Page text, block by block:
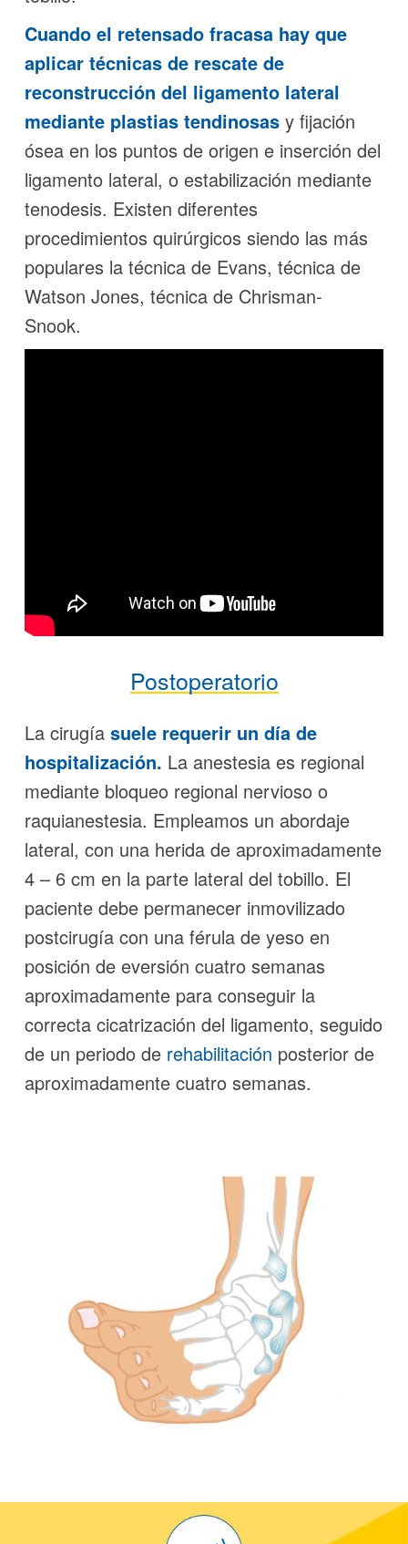
Cuando el retensado fracasa hay que
aplicar técnicas de rescate de
reconstrucción del ligamento lateral
mediante plastias tendinosas y fijación
ósea en los puntos de origen e inserción del
ligamento lateral, o estabilización mediante
tenodesis. Existen diferentes
procedimientos quirúrgicos siendo las más
populares la técnica de Evans, técnica de
Watson Jones, técnica de Chrisman-
Snook.
Postoperatorio
La cirugía suele requerir un día de
hospitalización. La anestesia es regional
mediante bloqueo regional nervioso o
raquianestesia. Empleamos un abordaje
lateral, con una herida de aproximadamente
4 – 6 cm en la parte lateral del tobillo. El
paciente debe permanecer inmovilizado
postcirugía con una férula de yeso en
posición de eversión cuatro semanas
aproximadamente para conseguir la
correcta cicatrización del ligamento, seguido
de un periodo de rehabilitación posterior de
aproximadamente cuatro semanas.